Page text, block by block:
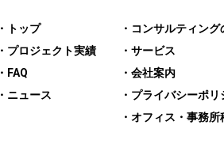
・トップ
・プロジェクト実績
・FAQ
・ニュース
・コンサルティング
・サービス
・会社案内
・プライバシーポリ
・オフィス・事務